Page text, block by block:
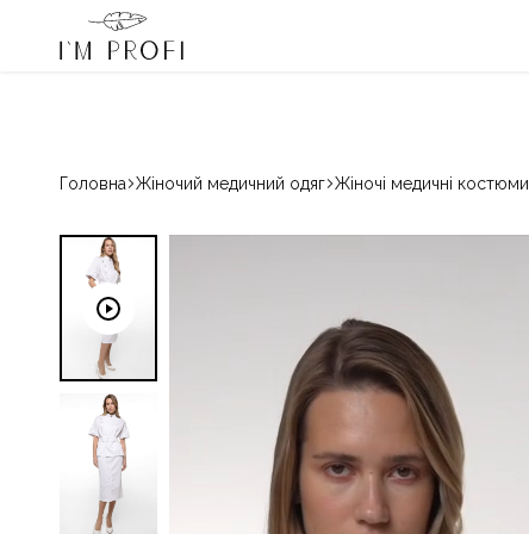
Profi – переможець «Вибір країни» 2024 і 2025
для
Головна Жіночий медичний одяг Жіночі медичні костюми